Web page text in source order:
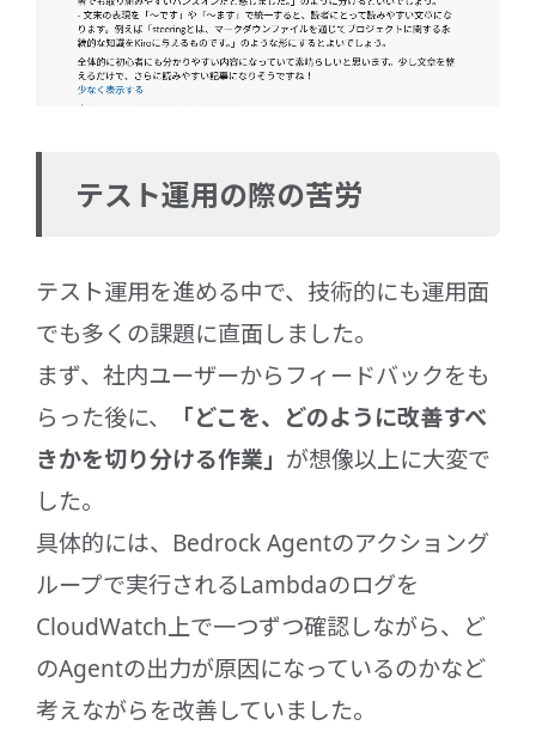
テスト運用の際の苦労
テスト運用を進める中で、技術的にも運用面
でも多くの課題に直面しました。
まず、社内ユーザーからフィードバックをも
らった後に、
「どこを、どのように改善すべ
きかを切り分ける作業」 が想像以上に大変で
した。
具体的には、Bedrock Agentのアクショング
ループで実行されるLambdaのログを
CloudWatch上で一つずつ確認しながら、ど
のAgentの出力が原因になっているのかなど
考えながらを改善していました。